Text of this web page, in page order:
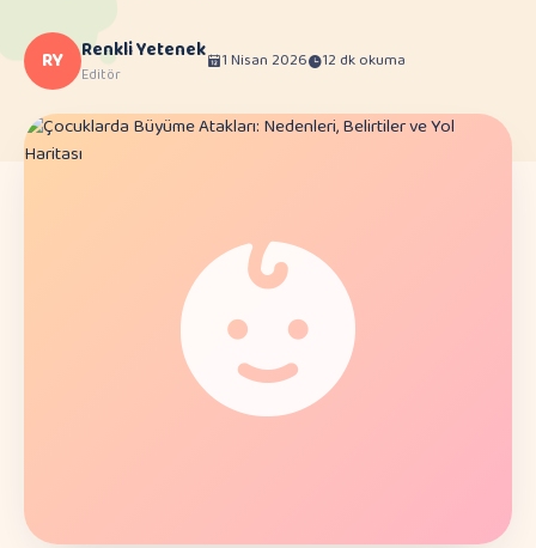
RY Renkli Yetenek
Editör
1 Nisan 2026 12 dk okuma